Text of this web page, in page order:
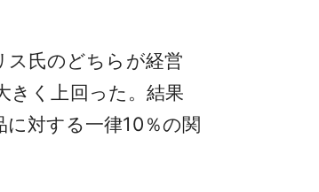
ス氏のどちらが経営
きく上回った。結果
対する一律10％の関